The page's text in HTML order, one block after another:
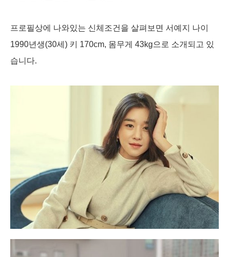
프로필상에 나와있는 신체조건을 살펴보면 서예지 나이
1990년생(30세) 키 170cm, 몸무게 43kg으로 소개되고 있
습니다.